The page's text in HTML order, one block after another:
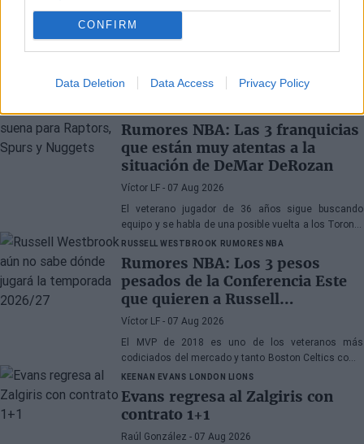
CONFIRM
Data Deletion Data Access Privacy Policy
Últimos artículos
Rumores NBA: Las 3 franquicias
que están muy atentas a la
situación de DeMar DeRozan
Víctor LF - 07 Aug 2026
El veterano jugador de 36 años sigue buscando
equipo y se habla de una posible vuelta a los Toronto
Raptors o San Antonio Spurs, mientras Denver
Nuggets también forma parte de la ecuación
RUSSELL WESTBROOK RUMORES NBA
Rumores NBA: Los 3 pesos
pesados de la Conferencia Este
que quieren a Russell
Westbrook
Víctor LF - 07 Aug 2026
El MVP de 2018 es uno de los veteranos más
codiciados del mercado y tanto Boston Celtics como
Cleveland Cavaliers y Detroit Pistons estarían
interesados en hacerse con sus servicios
KEENAN EVANS LONDON LIONS
Evans regresa al Zalgiris con
contrato 1+1
Raúl González - 07 Aug 2026